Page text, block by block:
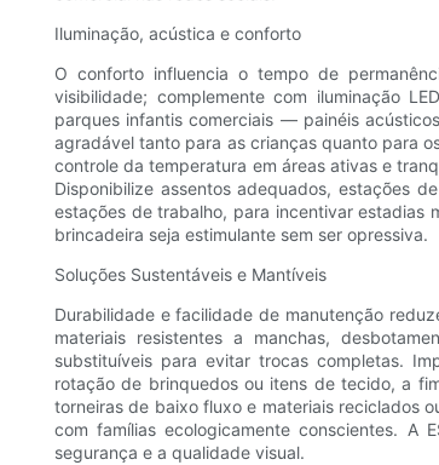
Iluminação, acústica e conforto
O conforto influencia o tempo de
visibilidade; complemente com iluminação
parques infantis comerciais — painéis
agradável tanto para as crianças quanto para
controle da temperatura em áreas ativas e
Disponibilize assentos adequados, estações
estações de trabalho, para incentivar estadias
brincadeira seja estimulante sem ser opressiva.
Soluções Sustentáveis ​​e Mantíveis
Durabilidade e facilidade de manutenção
materiais resistentes a manchas,
substituíveis para evitar trocas completas.
rotação de brinquedos ou itens de tecido, a
torneiras de baixo fluxo e materiais reciclados
com famílias ecologicamente conscientes. A
segurança e a qualidade visual.